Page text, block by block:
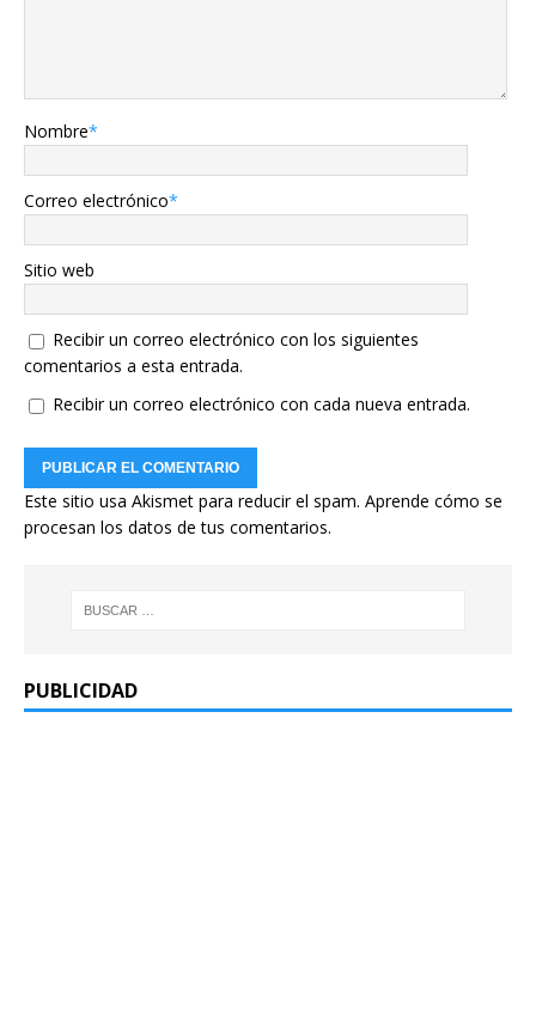
Nombre*
Correo electrónico*
Sitio web
Recibir un correo electrónico con los siguientes
comentarios a esta entrada.
Recibir un correo electrónico con cada nueva entrada.
Este sitio usa Akismet para reducir el spam. Aprende cómo se
procesan los datos de tus comentarios.
PUBLICIDAD